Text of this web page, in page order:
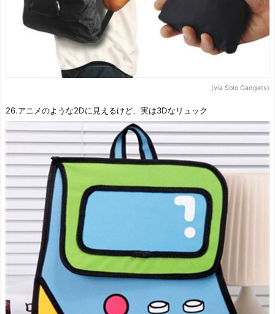
(via Solo Gadgets)
26.アニメのような2Dに見えるけど、実は3Dなリュック